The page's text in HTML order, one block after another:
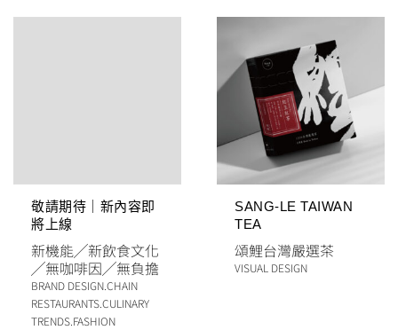
敬請期待｜新內容即
將上線
新機能╱新飲食文化
╱無咖啡因╱無負擔
BRAND DESIGNCHAIN
RESTAURANTSCULINARY
TRENDS FASHION
SANG-LE TAIWAN
TEA
頌鯉台灣嚴選茶
VISUAL DESIGN